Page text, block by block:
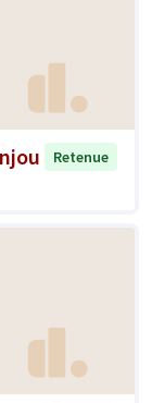
Retenue